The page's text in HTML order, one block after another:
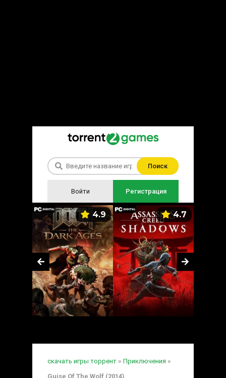
Поиск
Войти Регистрация
4.9 4.7
скачать игры торрент » Приключения »
Guise Of The Wolf (2014)